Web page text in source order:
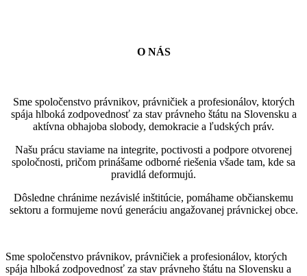
O NÁS
Sme spoločenstvo právnikov, právničiek a profesionálov, ktorých
spája hlboká zodpovednosť za stav právneho štátu na Slovensku a
aktívna obhajoba slobody, demokracie a ľudských práv.
Našu prácu staviame na integrite, poctivosti a podpore otvorenej
spoločnosti, pričom prinášame odborné riešenia všade tam, kde sa
pravidlá deformujú.
Dôsledne chránime nezávislé inštitúcie, pomáhame občianskemu
sektoru a formujeme novú generáciu angažovanej právnickej obce.
Sme spoločenstvo právnikov, právničiek a profesionálov, ktorých
spája hlboká zodpovednosť za stav právneho štátu na Slovensku a